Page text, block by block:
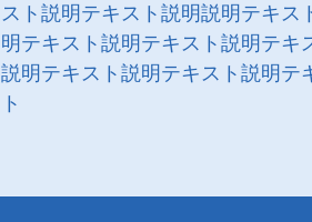
スト説明テキスト説明説明テキス
明テキスト説明テキスト説明テキ
説明テキスト説明テキスト説明テ
ト